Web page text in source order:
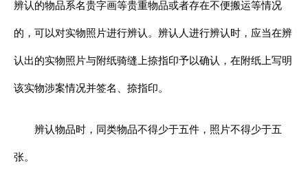
辨认的物品系名贵字画等贵重物品或者存在不便搬运等情况
的，可以对实物照片进行辨认。辨认人进行辨认时，应当在辨
认出的实物照片与附纸骑缝上捺指印予以确认，在附纸上写明
该实物涉案情况并签名、捺指印。
辨认物品时，同类物品不得少于五件，照片不得少于五
张。